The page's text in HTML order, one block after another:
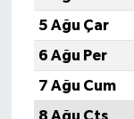
5 Ağu Çar
6 Ağu Per
7 Ağu Cum
8 Ağu Cts